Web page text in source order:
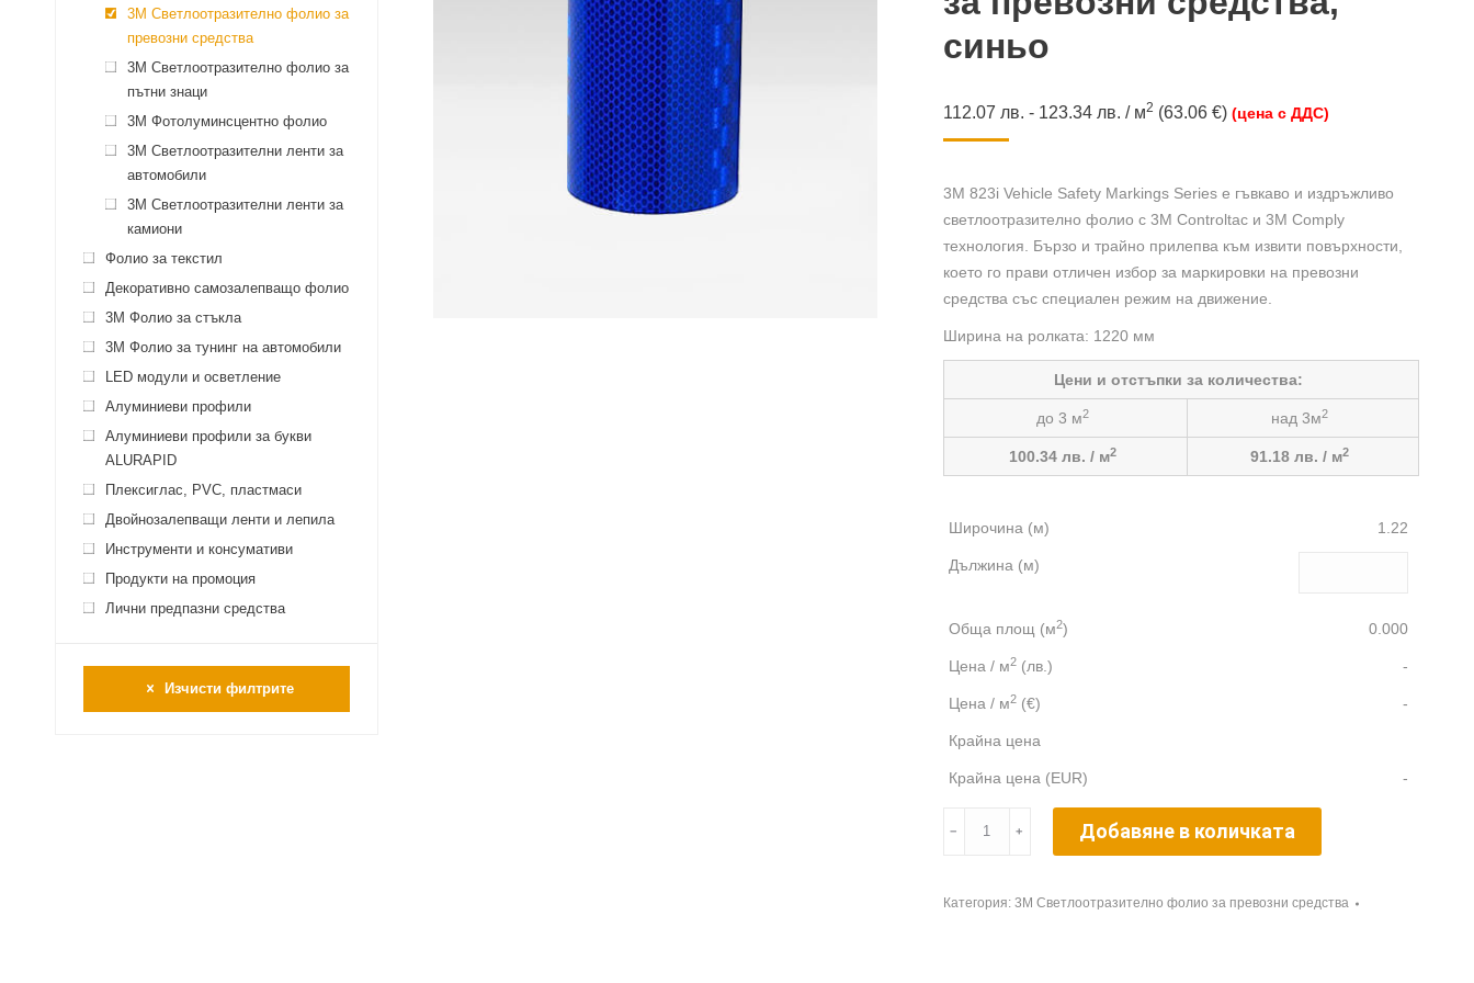
синьо
112.07 лв. - 123.34 лв. / м2 (63.06 €)(цена с ДДС)
3M 823i Vehicle Safety Markings Series е гъвкаво и издръжливо
светлоотразително фолио с 3M Controltac и 3M Comply
технология. Бързо и трайно прилепва към извити повърхности,
което го прави отличен избор за маркировки на превозни
средства със специален режим на движение.
Ширина на ролката: 1220 мм
Цени и отстъпки за количества:
до 3 м2 над 3м2
100.34 лв. / м2 91.18 лв. / м2
Широчина (м) 1.22
Дължина (м)
Обща площ (м2) 0.000
Цена / м2(лв.) -
Цена / м2(€) -
Крайна цена
Крайна цена (EUR) -
823i-
﹣ ﹢ Добавяне в количката
Категория: 3M Светлоотразително фолио за превозни средства
3M Светлоотразително фолио за
превозни средства
3M Светлоотразително фолио за
пътни знаци
3M Фотолуминсцентно фолио
3М Светлоотразителни ленти за
автомобили
3М Светлоотразителни ленти за
камиони
Фолио за текстил
Декоративно самозалепващо фолио
3M Фолио за стъкла
3M Фолио за тунинг на автомобили
LED модули и осветление
Алуминиеви профили
Алуминиеви профили за букви
ALURAPID
Плексиглас, PVC, пластмаси
Двойнозалепващи ленти и лепила
Инструменти и консумативи
Продукти на промоция
Лични предпазни средства
Изчисти филтрите